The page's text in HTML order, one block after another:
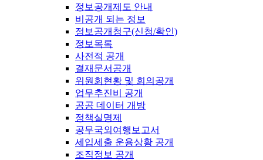
정보공개제도 안내
비공개 되는 정보
정보공개청구(신청/확인)
정보목록
사전적 공개
결재문서공개
위원회현황 및 회의공개
업무추진비 공개
공공 데이터 개방
정책실명제
공무국외여행보고서
세입세출 운용상황 공개
조직정보 공개